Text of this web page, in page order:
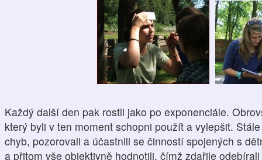
Každý další den pak rostli jako po exponenciále.
který byli v ten moment schopni použít a vylepšit.
chyb, pozorovali a účastnili se činností spojených s
a přitom vše objektivně hodnotili, čímž zdařile